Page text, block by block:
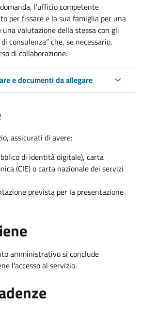
l'ufficio competente
per fissare e la sua famiglia per una
valutazione della stessa con gli
consulenza” che, se necessario,
di collaborazione.
e documenti da allegare
assicurati di avere:
di identità digitale), carta
(CIE) o carta nazionale dei servizi
prevista per la presentazione
amministrativo si conclude
l'accesso al servizio.